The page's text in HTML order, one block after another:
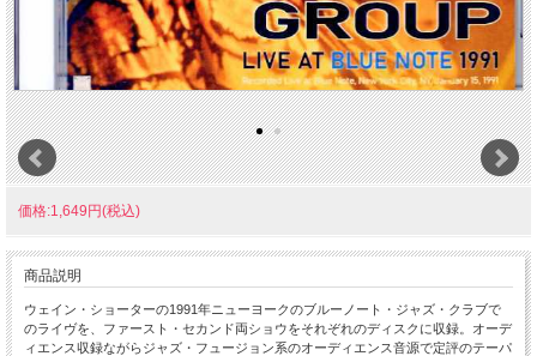
価格:1,649円(税込)
商品説明
ウェイン・ショーターの1991年ニューヨークのブルーノート・ジャズ・クラブで
のライヴを、ファースト・セカンド両ショウをそれぞれのディスクに収録。オーデ
ィエンス収録ながらジャズ・フュージョン系のオーディエンス音源で定評のテーパ